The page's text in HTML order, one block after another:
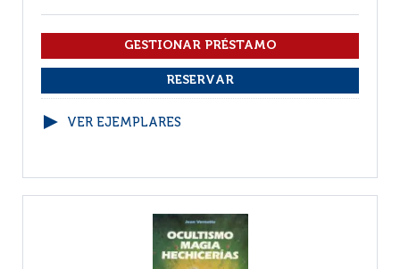
VER EJEMPLARES